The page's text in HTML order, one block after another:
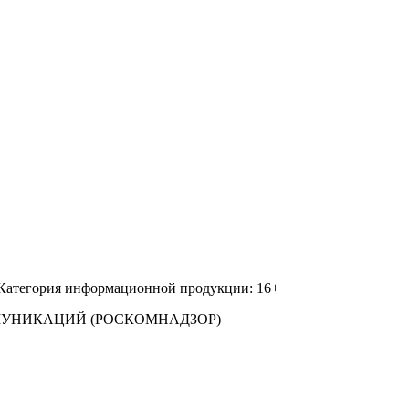
информационной продукции: 16+
(РОСКОМНАДЗОР)